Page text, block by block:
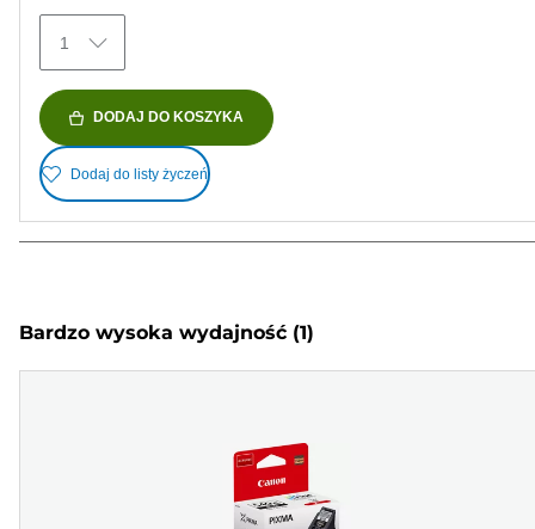
1
DODAJ DO KOSZYKA
Dodaj do listy życzeń
Bardzo wysoka wydajność (1)